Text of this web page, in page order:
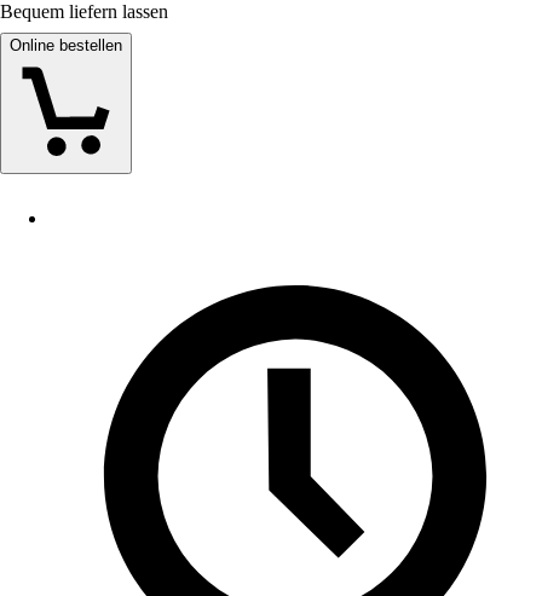
Bequem liefern lassen
Online bestellen